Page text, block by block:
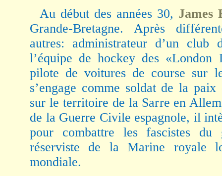
Au début des années 30, James
Grande-Bretagne. Après
autres: administrateur d’un
l’équipe de hockey des
pilote de voitures de course sur
s’engage comme soldat de la
sur le territoire de la Sarre en
de la Guerre Civile espagnole, il
pour combattre les fascistes
réserviste de la Marine royale
mondiale.